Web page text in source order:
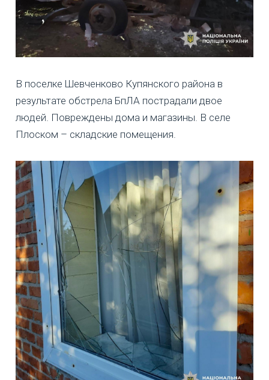
В поселке Шевченково Купянского района в
результате обстрела БпЛА пострадали двое
людей. Повреждены дома и магазины. В селе
Плоском – складские помещения.